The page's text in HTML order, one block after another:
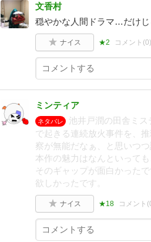
文香村
穏やかな人間ドラマ…だけじ
ナイス ★2 コメント(0)
ミンティア
ネタバレ
池井戸潤の田舎ミス
で起きる連続放火事件を、
察が無能だなぁ、と思いつ
本作の魅力はなんといって
そのギャップが面白かった
欲しかったです。
ナイス ★18 コメント(